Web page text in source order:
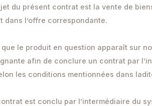
du présent contrat est la vente de
dans l’offre correspondante.
que le produit en question apparaît sur
afin de conclure un contrat par
les conditions mentionnées dans
est conclu par l’intermédiaire du